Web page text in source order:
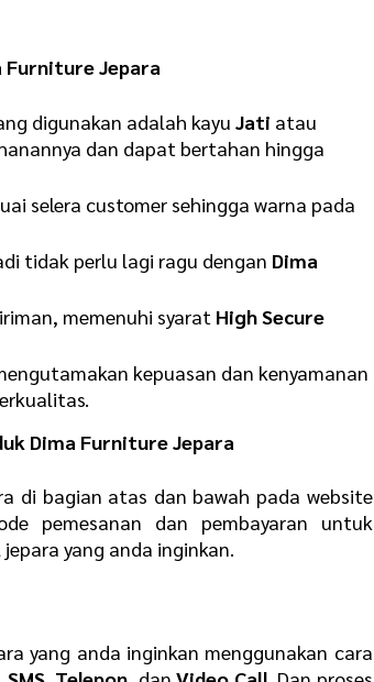
Furniture Jepara
digunakan adalah kayu Jati atau
dan dapat bertahan hingga
selera customer sehingga warna pada
tidak perlu lagi ragu dengan Dima
memenuhi syarat High Secure
kepuasan dan kenyamanan
Dima Furniture Jepara
di bagian atas dan bawah pada website
pemesanan dan pembayaran untuk
yang anda inginkan.
yang anda inginkan menggunakan cara